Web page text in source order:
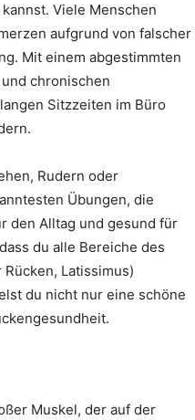
Viele Menschen
aufgrund von falscher
Mit einem abgestimmten
chronischen
Sitzzeiten im Büro
Rudern oder
Übungen, die
den Alltag und gesund für
du alle Bereiche des
Latissimus)
du nicht nur eine schöne
Muskel, der auf der